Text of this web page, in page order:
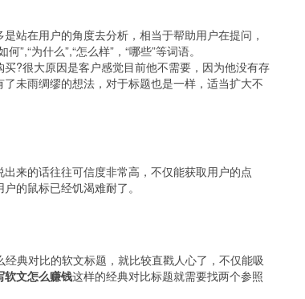
站在用户的角度去分析，相当于帮助用户在提问，
为什么”,“怎么样”，“哪些”等词语。
?很大原因是客户感觉目前他不需要，因为他没有存
未雨绸缪的想法，对于标题也是一样，适当扩大不
来的话往往可信度非常高，不仅能获取用户的点
的鼠标已经饥渴难耐了。
典对比的软文标题，就比较直戳人心了，不仅能吸
软文怎么赚钱这样的经典对比标题就需要找两个参照